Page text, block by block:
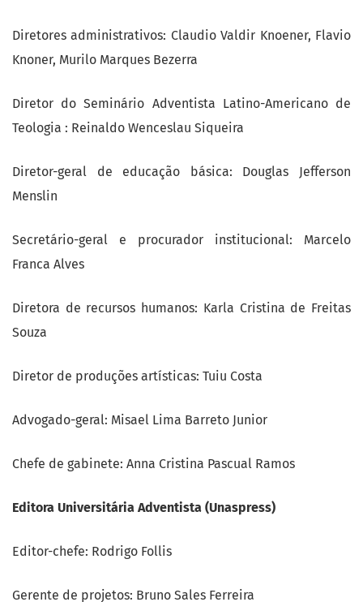
Diretores administrativos: Claudio Valdir Knoener, Flavio
Knoner, Murilo Marques Bezerra
Diretor do Seminário Adventista Latino-Americano de
Teologia : Reinaldo Wenceslau Siqueira
Diretor-geral de educação básica: Douglas Jefferson
Menslin
Secretário-geral e procurador institucional: Marcelo
Franca Alves
Diretora de recursos humanos: Karla Cristina de Freitas
Souza
Diretor de produções artísticas: Tuiu Costa
Advogado-geral: Misael Lima Barreto Junior
Chefe de gabinete: Anna Cristina Pascual Ramos
Editora Universitária Adventista (Unaspress)
Editor-chefe: Rodrigo Follis
Gerente de projetos: Bruno Sales Ferreira